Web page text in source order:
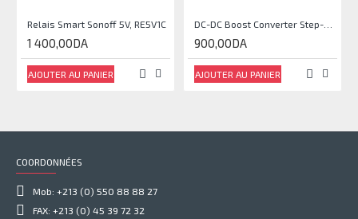
Relais Smart Sonoff 5V, RE5V1C
1 400,00DA
AJOUTER AU PANIER
DC-DC Boost Converter Step-Up Power Module Output 5V-35V
900,00DA
AJOUTER AU PANIER
COORDONNÉES
Mob: +213 (0) 550 88 88 27
FAX: +213 (0) 45 39 72 32